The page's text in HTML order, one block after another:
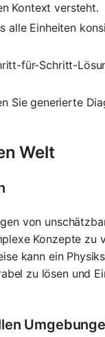
Kontext versteht.
alle Einheiten
für-Schritt-
Sie generierte
Welt
von
Konzepte
kann ein
zu lösen und